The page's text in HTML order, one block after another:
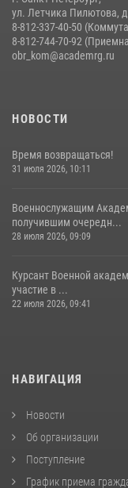
ул. Летчика Пилютова,
8-812-337-40-50
8-812-744-70-92
obr_kom@academrg.ru
НОВОСТИ
Время возвращаться!
31 июля 2026, 10:11
Военнослужащим
получившим очередн...
28 июля 2026, 09:09
Курсант Военной
участие в ...
22 июля 2026, 09:41
НАВИГАЦИЯ
Новости
Об организации
Поступление
График приема